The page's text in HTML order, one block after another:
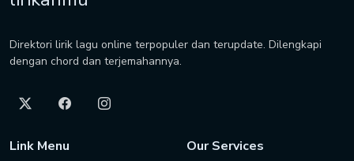
Direktori lirik lagu online terpopuler dan terupdate. Dilengkapi
dengan chord dan terjemahannya.
Link Menu Our Services